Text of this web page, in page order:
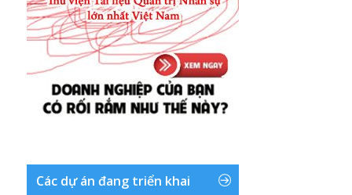
Các dự án đang triển khai